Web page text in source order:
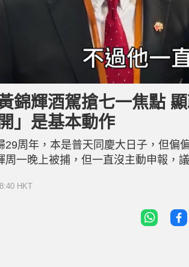
o
d
e
d
:
2
6
.
5
%
錦輝酒駕搶七一焦點
」是基本動作
29周年，本是普天同慶大日子，但偏
周一晚上被捕，但一直沒主動申報，
道事件才曝光。政圈普遍認為，黃
，甚至有人認為他的議席和其他公
HKT